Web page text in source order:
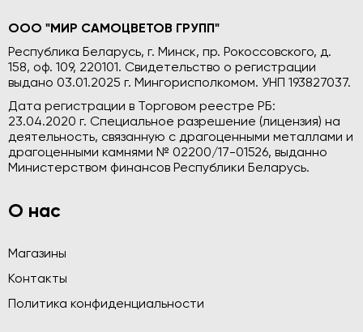
ООО "МИР САМОЦВЕТОВ ГРУПП"
Республика Беларусь, г. Минск, пр. Рокоссовского, д.
158, оф. 109, 220101. Свидетельство о регистрации
выдано 03.01.2025 г. Мингорисполкомом. УНП 193827037.
Дата регистрации в Торговом реестре РБ:
23.04.2020 г. Специальное разрешение (лицензия) на
деятельность, связанную с драгоценными металлами и
драгоценными камнями № 02200/17-01526, выданно
Министерством финансов Республики Беларусь.
О нас
Магазины
Контакты
Политика конфиденциальности